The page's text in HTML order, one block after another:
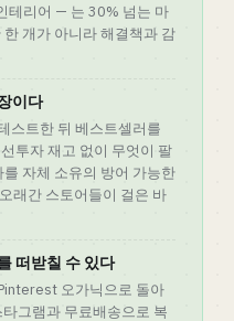
테리어 — 는 30% 넘는 마
개가 아니라 해결책과 감
이다
스트한 뒤 베스트셀러를
투자 재고 없이 무엇이 팔
자체 소유의 방어 가능한
래간 스토어들이 걸은 바
떠받칠 수 있다
오가닉으로 돌아
그램과 무료배송으로 복